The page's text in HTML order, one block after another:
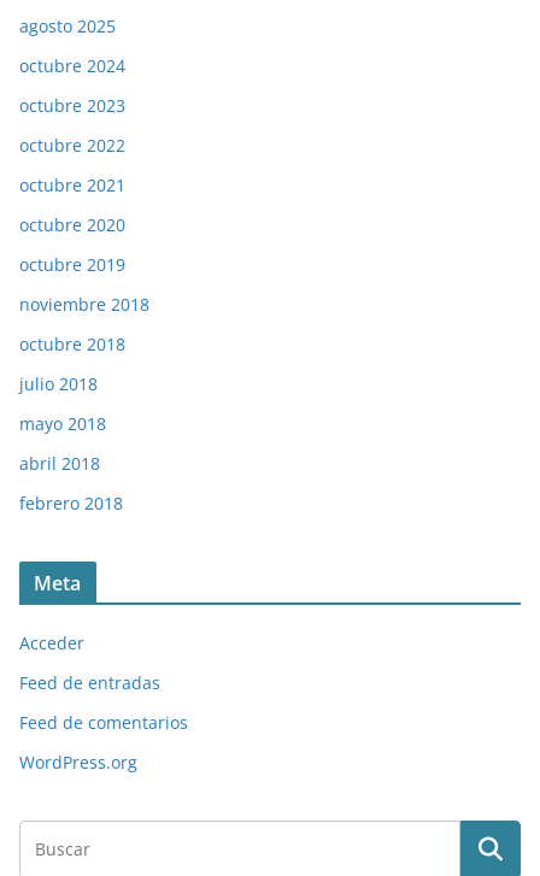
agosto 2025
octubre 2024
octubre 2023
octubre 2022
octubre 2021
octubre 2020
octubre 2019
noviembre 2018
octubre 2018
julio 2018
mayo 2018
abril 2018
febrero 2018
Meta
Acceder
Feed de entradas
Feed de comentarios
WordPress.org